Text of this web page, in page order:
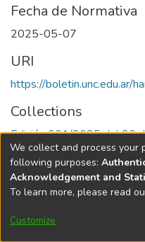
Fecha de Normativa
2025-05-07
URI
https://boletin.unc.edu.ar/
Collections
Edición 001/2025 del 26
Universidad
We collect and process your
following purposes:
Acknowledgement and
To learn more, please read
Customize